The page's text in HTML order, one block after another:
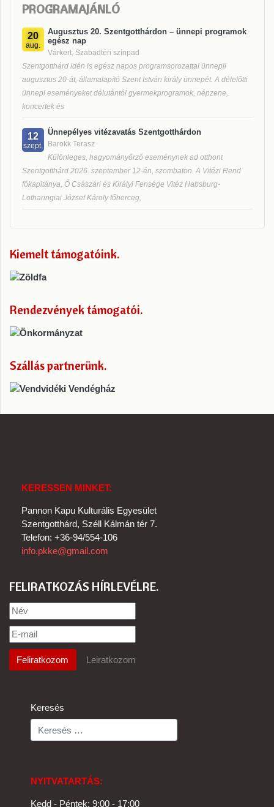
PROGRAMAJÁNLÓ
20
aug.
Augusztus 20. Szentgotthárdon – ünnepi programok
egész nap
Várkert, Szabadtéri színpad
Szentgotthárd idén is egész napos programsorozattal ünnepli
augusztus 20-át, államalapító Szent István király ünnepét. A délelőtti
ünnepi eseményeket délutántól gyermekprogramok, népzene,
koncertek és
12
szept.
Ünnepélyes vitézavatás Szentgotthárdon
Barokk Terasz
Különleges, hagyományőrző eseménynek ad otthont
Szentgotthárd 2026. szeptember 12-én, szombaton. A Vitézi Rend
főkapitánya, Ő Császári és Királyi Fensége Vitéz Habsburg-
Lotharingiai József Károly főherceg,
Kiemelt támogatóink
Rendezvények támogatói
Szállás partnerünk
KERESSEN MINKET:
Pannon Kapu Kulturális Egyesület
Szentgotthárd, Széll Kálmán tér 7.
Telefon: +36-94/554-106
info.pkke@gmail.com
FELIRATKOZÁS HÍRLEVÉLRE
Keresés
NYITVATARTÁS:
Kedd - Péntek: 9:00 - 17:00